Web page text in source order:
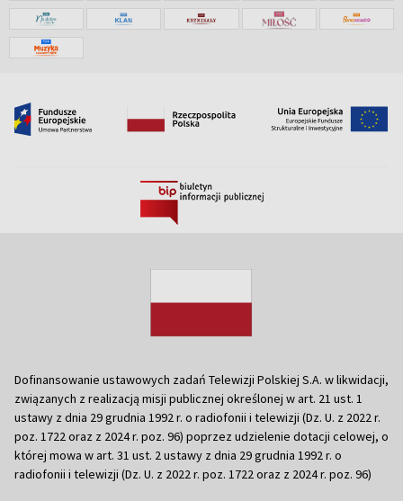
Dofinansowanie ustawowych zadań Telewizji Polskiej S.A. w likwidacji,
związanych z realizacją misji publicznej określonej w art. 21 ust. 1
ustawy z dnia 29 grudnia 1992 r. o radiofonii i telewizji (Dz. U. z 2022 r.
poz. 1722 oraz z 2024 r. poz. 96) poprzez udzielenie dotacji celowej, o
której mowa w art. 31 ust. 2 ustawy z dnia 29 grudnia 1992 r. o
radiofonii i telewizji (Dz. U. z 2022 r. poz. 1722 oraz z 2024 r. poz. 96)